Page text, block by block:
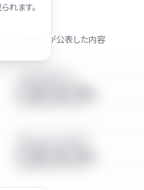
れます。
に企業自身が公表した内容